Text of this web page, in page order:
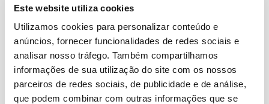
Este website utiliza cookies
Utilizamos cookies para personalizar conteúdo e
anúncios, fornecer funcionalidades de redes sociais e
analisar nosso tráfego. Também compartilhamos
informações de sua utilização do site com os nossos
parceiros de redes sociais, de publicidade e de análise,
que podem combinar com outras informações que se